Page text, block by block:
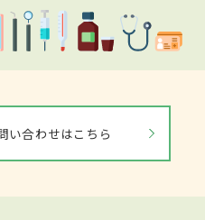
い合わせはこちら